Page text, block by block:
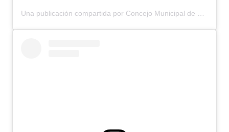
Una publicación compartida por Concejo Municipal de Bariloche (@concejomunicipalbariloche)